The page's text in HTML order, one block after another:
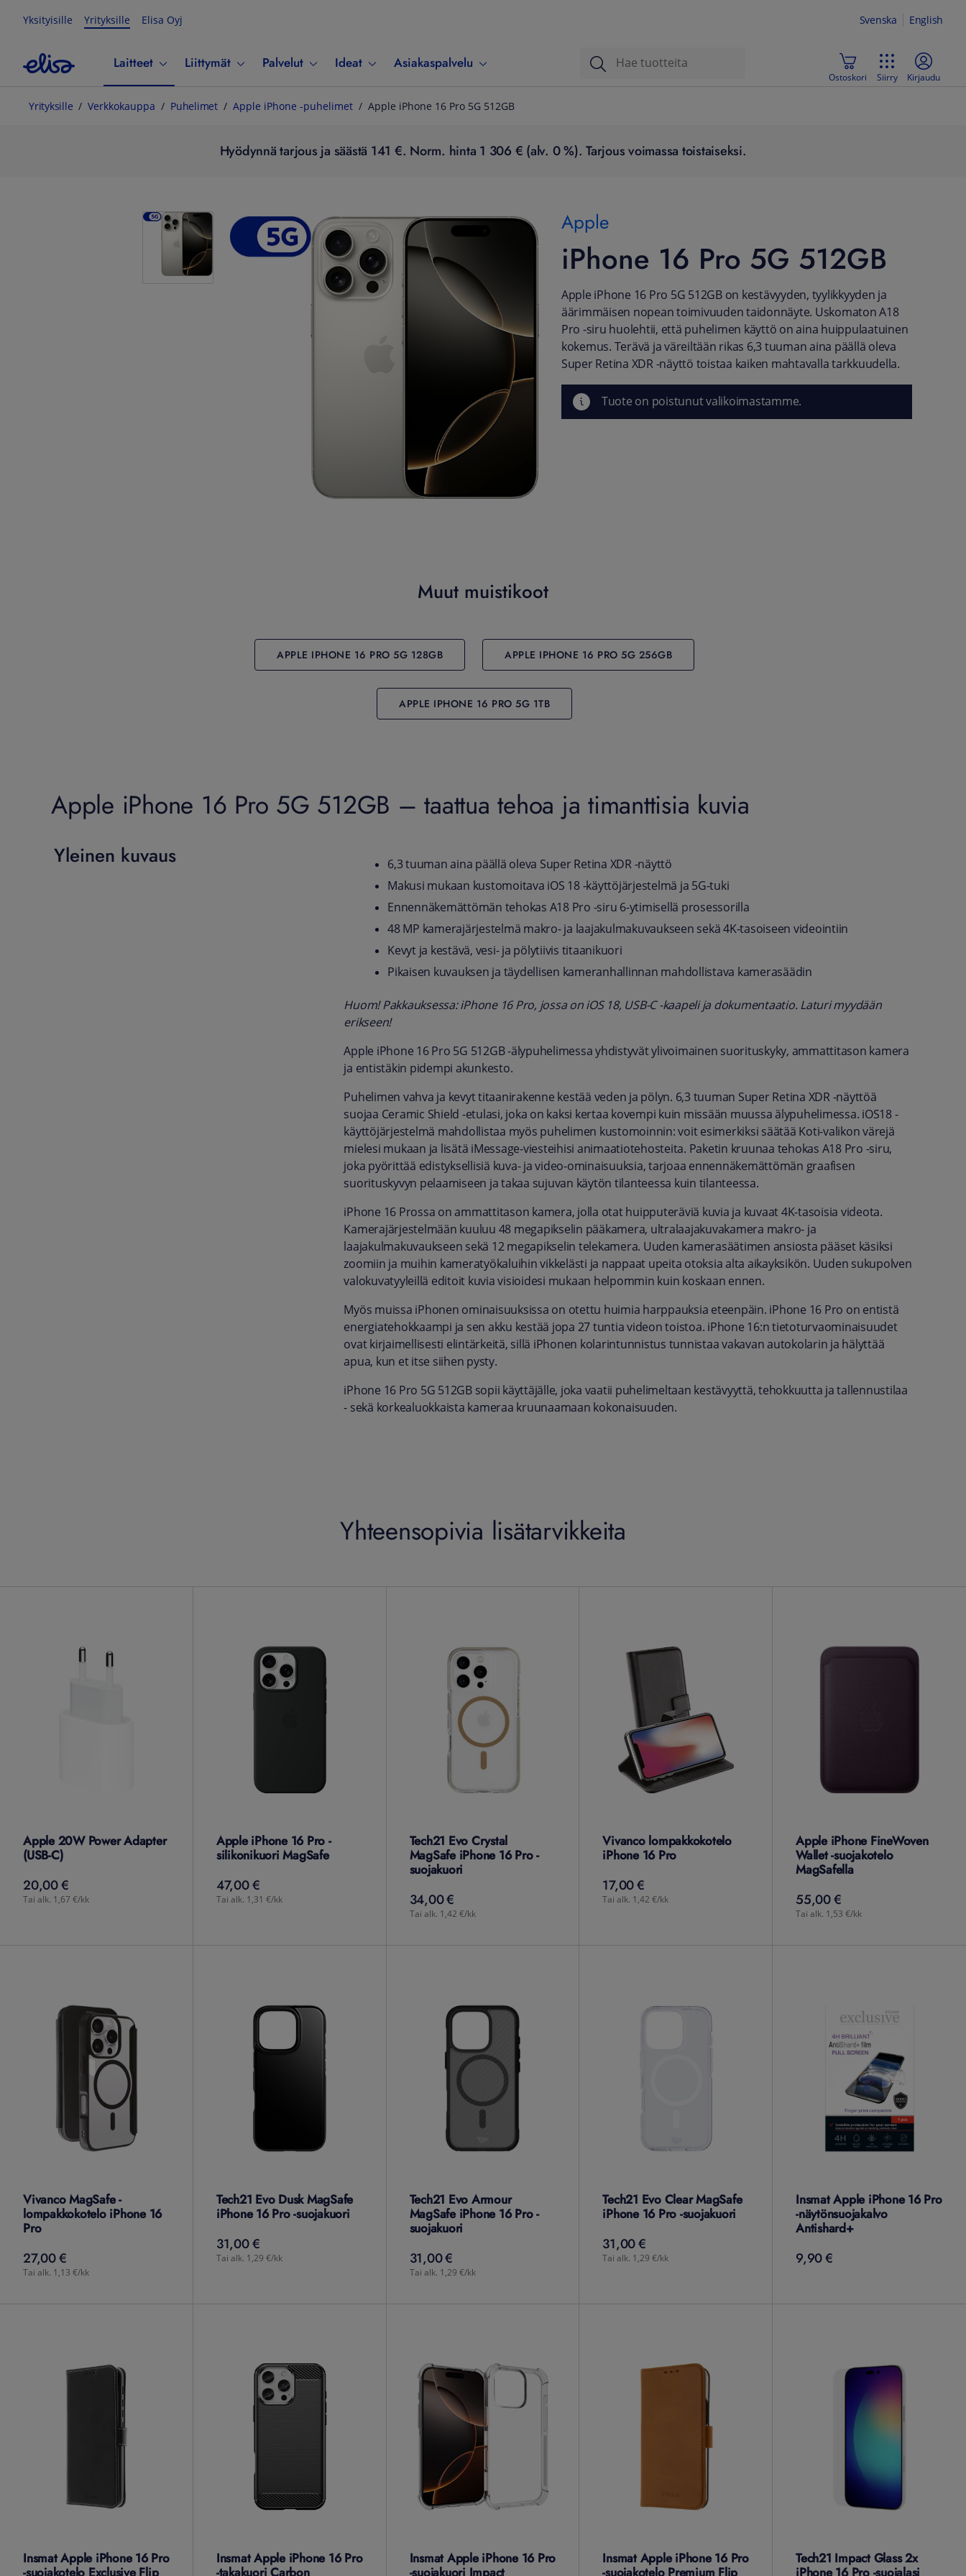
Yksityisille Yrityksille Elisa Oyj Svenska English
Laitteet Liittymät Palvelut Ideat Asiakaspalvelu
Ostoskori Siirry Kirjaudu
Yrityksille Verkkokauppa Puhelimet Apple iPhone -puhelimet Apple iPhone 16 Pro 5G 512GB
Hyödynnä tarjous ja säästä 141 €. Norm. hinta 1 306 € (alv. 0 %). Tarjous voimassa toistaiseksi.
Apple
iPhone 16 Pro 5G 512GB
Apple iPhone 16 Pro 5G 512GB on kestävyyden, tyylikkyyden ja
äärimmäisen nopean toimivuuden taidonnäyte. Uskomaton A18
Pro -siru huolehtii, että puhelimen käyttö on aina huippulaatuinen
kokemus. Terävä ja väreiltään rikas 6,3 tuuman aina päällä oleva
Super Retina XDR -näyttö toistaa kaiken mahtavalla tarkkuudella.
Tuote on poistunut valikoimastamme.
Muut muistikoot
APPLE IPHONE 16 PRO 5G 128GB APPLE IPHONE 16 PRO 5G 256GB
APPLE IPHONE 16 PRO 5G 1TB
Apple iPhone 16 Pro 5G 512GB – taattua tehoa ja timanttisia kuvia
Yleinen kuvaus
6,3 tuuman aina päällä oleva Super Retina XDR -näyttö
Makusi mukaan kustomoitava iOS 18 -käyttöjärjestelmä ja 5G-tuki
Ennennäkemättömän tehokas A18 Pro -siru 6-ytimisellä prosessorilla
48 MP kamerajärjestelmä makro- ja laajakulmakuvaukseen sekä 4K-tasoiseen videointiin
Kevyt ja kestävä, vesi- ja pölytiivis titaanikuori
Pikaisen kuvauksen ja täydellisen kameranhallinnan mahdollistava kamerasäädin
Huom! Pakkauksessa: iPhone 16 Pro, jossa on iOS 18, USB-C -kaapeli ja dokumentaatio. Laturi myydään
erikseen!
Apple iPhone 16 Pro 5G 512GB -älypuhelimessa yhdistyvät ylivoimainen suorituskyky, ammattitason kamera
ja entistäkin pidempi akunkesto.
Puhelimen vahva ja kevyt titaanirakenne kestää veden ja pölyn. 6,3 tuuman Super Retina XDR -näyttöä
suojaa Ceramic Shield -etulasi, joka on kaksi kertaa kovempi kuin missään muussa älypuhelimessa. iOS18 -
käyttöjärjestelmä mahdollistaa myös puhelimen kustomoinnin: voit esimerkiksi säätää Koti-valikon värejä
mielesi mukaan ja lisätä iMessage-viesteihisi animaatiotehosteita. Paketin kruunaa tehokas A18 Pro -siru,
joka pyörittää edistyksellisiä kuva- ja video-ominaisuuksia, tarjoaa ennennäkemättömän graafisen
suorituskyvyn pelaamiseen ja takaa sujuvan käytön tilanteessa kuin tilanteessa.
iPhone 16 Prossa on ammattitason kamera, jolla otat huipputeräviä kuvia ja kuvaat 4K-tasoisia videota.
Kamerajärjestelmään kuuluu 48 megapikselin pääkamera, ultralaajakuvakamera makro- ja
laajakulmakuvaukseen sekä 12 megapikselin telekamera. Uuden kamerasäätimen ansiosta pääset käsiksi
zoomiin ja muihin kameratyökaluihin vikkelästi ja nappaat upeita otoksia alta aikayksikön. Uuden sukupolven
valokuvatyyleillä editoit kuvia visioidesi mukaan helpommin kuin koskaan ennen.
Myös muissa iPhonen ominaisuuksissa on otettu huimia harppauksia eteenpäin. iPhone 16 Pro on entistä
energiatehokkaampi ja sen akku kestää jopa 27 tuntia videon toistoa. iPhone 16:n tietoturvaominaisuudet
ovat kirjaimellisesti elintärkeitä, sillä iPhonen kolarintunnistus tunnistaa vakavan autokolarin ja hälyttää
apua, kun et itse siihen pysty.
iPhone 16 Pro 5G 512GB sopii käyttäjälle, joka vaatii puhelimeltaan kestävyyttä, tehokkuutta ja tallennustilaa
- sekä korkealuokkaista kameraa kruunaamaan kokonaisuuden.
Yhteensopivia lisätarvikkeita
Apple 20W Power Adapter
(USB-C)
20,00 €
20,00€
Tai alk. 1,67 €/kk
Apple iPhone 16 Pro -
silikonikuori MagSafe
47,00 €
47,00€
Tai alk. 1,31 €/kk
Tech21 Evo Crystal
MagSafe iPhone 16 Pro -
suojakuori
34,00 €
34,00€
Tai alk. 1,42 €/kk
Vivanco lompakkokotelo
iPhone 16 Pro
17,00 €
17,00€
Tai alk. 1,42 €/kk
Apple iPhone FineWoven
Wallet -suojakotelo
MagSafella
55,00 €
55,00€
Tai alk. 1,53 €/kk
Vivanco MagSafe -
lompakkokotelo iPhone 16
Pro
27,00 €
27,00€
Tai alk. 1,13 €/kk
Tech21 Evo Dusk MagSafe
iPhone 16 Pro -suojakuori
31,00 €
31,00€
Tai alk. 1,29 €/kk
Tech21 Evo Armour
MagSafe iPhone 16 Pro -
suojakuori
31,00 €
31,00€
Tai alk. 1,29 €/kk
Tech21 Evo Clear MagSafe
iPhone 16 Pro -suojakuori
31,00 €
31,00€
Tai alk. 1,29 €/kk
Insmat Apple iPhone 16 Pro
-näytönsuojakalvo
Antishard+
9,90 €
9,90€
Insmat Apple iPhone 16 Pro
-suojakotelo Exclusive Flip
Insmat Apple iPhone 16 Pro
-takakuori Carbon
Insmat Apple iPhone 16 Pro
-suojakuori Impact
Insmat Apple iPhone 16 Pro
-suojakotelo Premium Flip
Tech21 Impact Glass 2x
iPhone 16 Pro -suojalasi